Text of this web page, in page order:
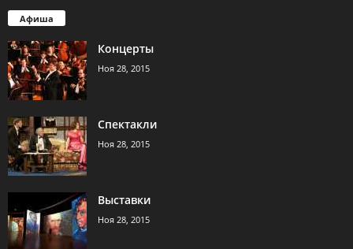
Афиша
Концерты
Ноя 28, 2015
Спектакли
Ноя 28, 2015
Выставки
Ноя 28, 2015